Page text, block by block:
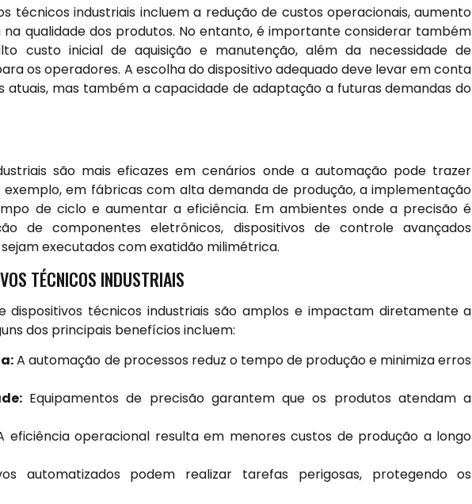
técnicos industriais incluem a redução de custos operacionais, aumento
qualidade dos produtos. No entanto, é importante considerar também
custo inicial de aquisição e manutenção, além da necessidade de
os operadores. A escolha do dispositivo adequado deve levar em conta
atuais, mas também a capacidade de adaptação a futuras demandas do
são mais eficazes em cenários onde a automação pode trazer
exemplo, em fábricas com alta demanda de produção, a implementação
de ciclo e aumentar a eficiência. Em ambientes onde a precisão é
de componentes eletrônicos, dispositivos de controle avançados
executados com exatidão milimétrica.
TÉCNICOS INDUSTRIAIS
dispositivos técnicos industriais são amplos e impactam diretamente a
dos principais benefícios incluem:
A automação de processos reduz o tempo de produção e minimiza erros
Equipamentos de precisão garantem que os produtos atendam a
eficiência operacional resulta em menores custos de produção a longo
automatizados podem realizar tarefas perigosas, protegendo os